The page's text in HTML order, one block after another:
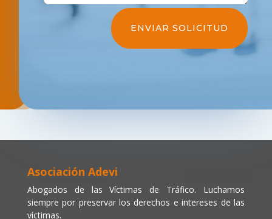
ENVIAR SOLICITUD
Asociación Adevi
Abogados de las Víctimas de Tráfico. Luchamos
siempre por preservar los derechos e intereses de las
víctimas.